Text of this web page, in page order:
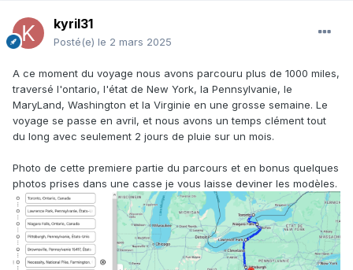
kyril31
Posté(e) le 2 mars 2025
A ce moment du voyage nous avons parcouru plus de 1000 miles,
traversé l'ontario, l'état de New York, la Pennsylvanie, le
MaryLand, Washington et la Virginie en une grosse semaine. Le
voyage se passe en avril, et nous avons un temps clément tout
du long avec seulement 2 jours de pluie sur un mois.
Photo de cette premiere partie du parcours et en bonus quelques
photos prises dans une casse je vous laisse deviner les modèles.